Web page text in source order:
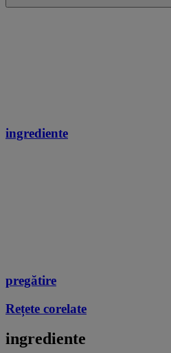
ingrediente
pregătire
Rețete corelate
ingrediente